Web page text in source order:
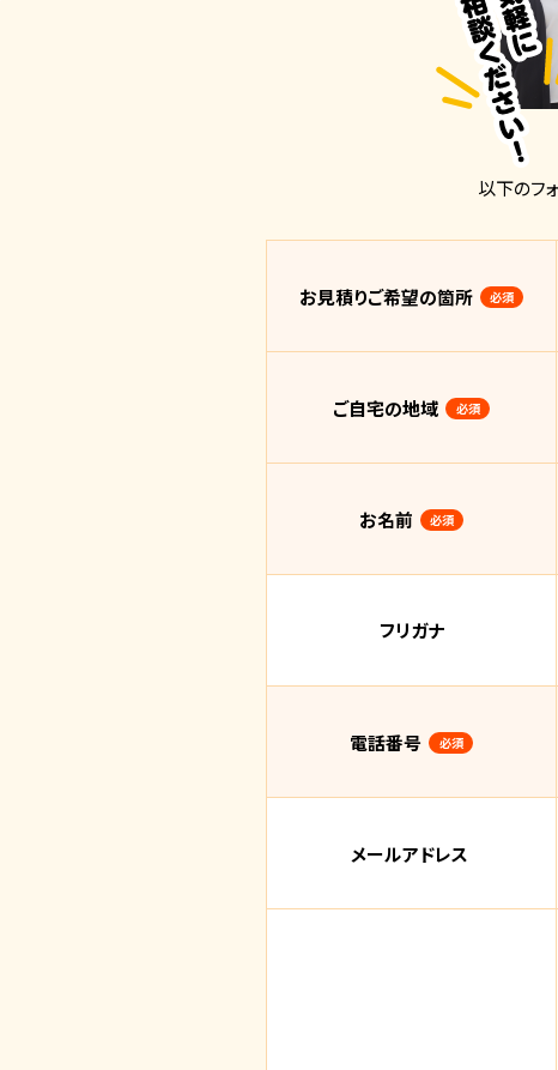
以下のフ
お見積りご希望の箇所 必須
ご自宅の地域 必須
お名前 必須
フリガナ
電話番号 必須
メールアドレス